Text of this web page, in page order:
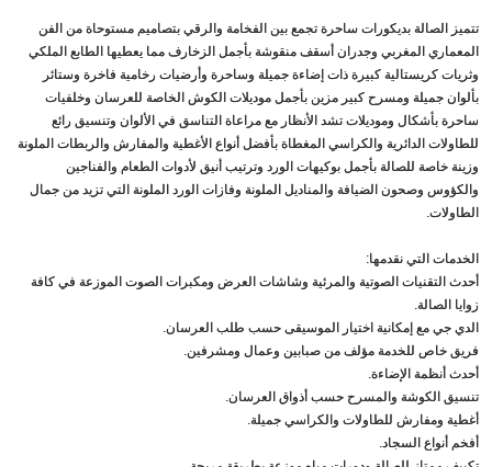
تتميز الصالة بديكورات ساحرة تجمع بين الفخامة والرقي بتصاميم مستوحاة من الفن
المعماري المغربي وجدران أسقف منقوشة بأجمل الزخارف مما يعطيها الطابع الملكي
وثريات كريستالية كبيرة ذات إضاءة جميلة وساحرة وأرضيات رخامية فاخرة وستائر
بألوان جميلة ومسرح كبير مزين بأجمل موديلات الكوش الخاصة للعرسان وخلفيات
ساحرة بأشكال وموديلات تشد الأنظار مع مراعاة التناسق في الألوان وتنسيق رائع
للطاولات الدائرية والكراسي المغطاة بأفضل أنواع الأغطية والمفارش والربطات الملونة
وزينة خاصة للصالة بأجمل بوكيهات الورد وترتيب أنيق لأدوات الطعام والفناجين
والكؤوس وصحون الضيافة والمناديل الملونة وفازات الورد الملونة التي تزيد من جمال
الطاولات.
الخدمات التي نقدمها:
أحدث التقنيات الصوتية والمرئية وشاشات العرض ومكبرات الصوت الموزعة في كافة
زوايا الصالة.
الدي جي مع إمكانية اختيار الموسيقى حسب طلب العرسان.
فريق خاص للخدمة مؤلف من صبابين وعمال ومشرفين.
أحدث أنظمة الإضاءة.
تنسيق الكوشة والمسرح حسب أذواق العرسان.
أغطية ومفارش للطاولات والكراسي جميلة.
أفخم أنواع السجاد.